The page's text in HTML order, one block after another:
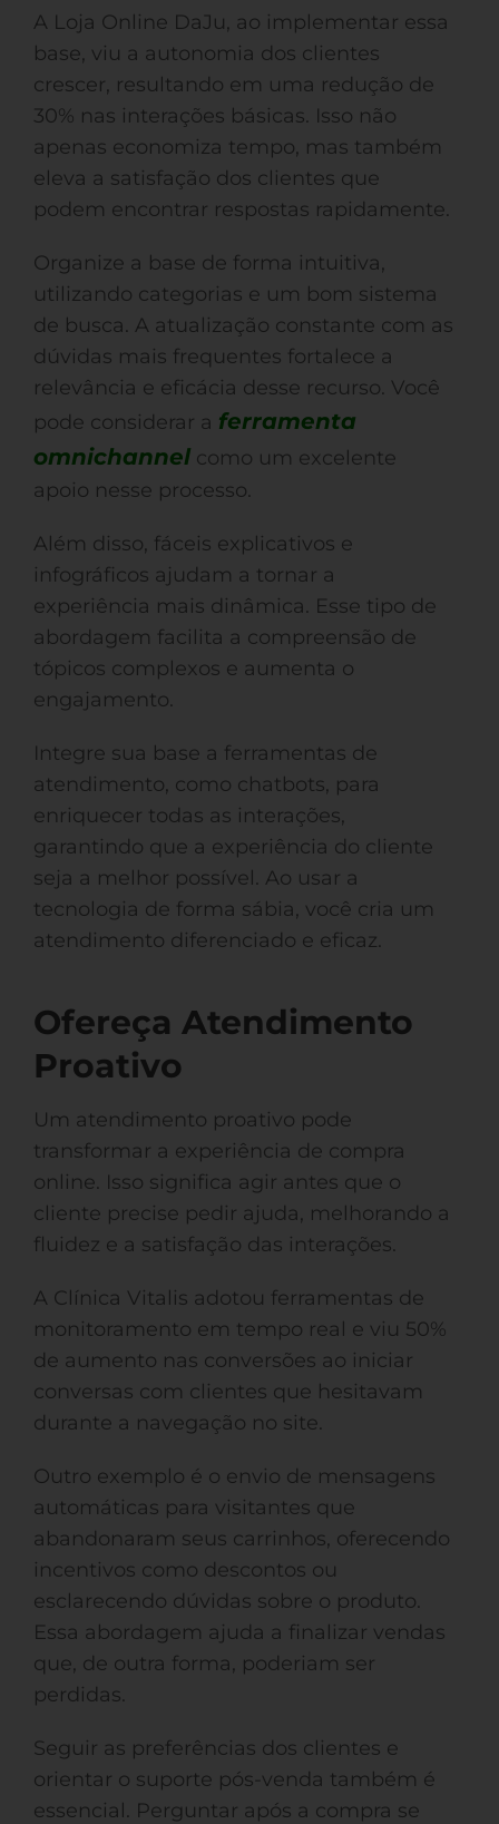
A Loja Online DaJu, ao implementar essa
base, viu a autonomia dos clientes
crescer, resultando em uma redução de
30% nas interações básicas. Isso não
apenas economiza tempo, mas também
eleva a satisfação dos clientes que
podem encontrar respostas rapidamente.
Organize a base de forma intuitiva,
utilizando categorias e um bom sistema
de busca. A atualização constante com as
dúvidas mais frequentes fortalece a
relevância e eficácia desse recurso. Você
pode considerar a ferramenta
omnichannel como um excelente
apoio nesse processo.
Além disso, fáceis explicativos e
infográficos ajudam a tornar a
experiência mais dinâmica. Esse tipo de
abordagem facilita a compreensão de
tópicos complexos e aumenta o
engajamento.
Integre sua base a ferramentas de
atendimento, como chatbots, para
enriquecer todas as interações,
garantindo que a experiência do cliente
seja a melhor possível. Ao usar a
tecnologia de forma sábia, você cria um
atendimento diferenciado e eficaz.
Ofereça Atendimento
Proativo
Um atendimento proativo pode
transformar a experiência de compra
online. Isso significa agir antes que o
cliente precise pedir ajuda, melhorando a
fluidez e a satisfação das interações.
A Clínica Vitalis adotou ferramentas de
monitoramento em tempo real e viu 50%
de aumento nas conversões ao iniciar
conversas com clientes que hesitavam
durante a navegação no site.
Outro exemplo é o envio de mensagens
automáticas para visitantes que
abandonaram seus carrinhos, oferecendo
incentivos como descontos ou
esclarecendo dúvidas sobre o produto.
Essa abordagem ajuda a finalizar vendas
que, de outra forma, poderiam ser
perdidas.
Seguir as preferências dos clientes e
orientar o suporte pós-venda também é
essencial. Perguntar após a compra se